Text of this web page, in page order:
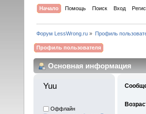
Начало Помощь Поиск Вход
Форум LessWrong.ru » Профиль
Профиль пользователя
Основная информация
Yuu
Оффлайн